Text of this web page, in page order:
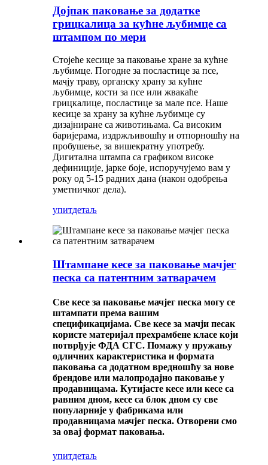
Дојпак паковање за додатке
грицкалица за кућне љубимце са
штампом по мери
Стојеће кесице за паковање хране за кућне
љубимце. Погодне за посластице за псе,
мачју траву, органску храну за кућне
љубимце, кости за псе или жвакаће
грицкалице, посластице за мале псе. Наше
кесице за храну за кућне љубимце су
дизајниране са животињама. Са високим
баријерама, издржљивошћу и отпорношћу на
пробушење, за вишекратну употребу.
Дигитална штампа са графиком високе
дефиниције, јарке боје, испоручујемо вам у
року од 5-15 радних дана (након одобрења
уметничког дела).
упитдетаљ
Штампане кесе за паковање мачјег
песка са патентним затварачем
Све кесе за паковање мачјег песка могу се
штампати према вашим
спецификацијама. Све кесе за мачји песак
користе материјал прехрамбене класе који
потврђује ФДА СГС. Помажу у пружању
одличних карактеристика и формата
паковања са додатном вредношћу за нове
брендове или малопродајно паковање у
продавницама. Кутијасте кесе или кесе са
равним дном, кесе са блок дном су све
популарније у фабрикама или
продавницама мачјег песка. Отворени смо
за овај формат паковања.
упитдетаљ